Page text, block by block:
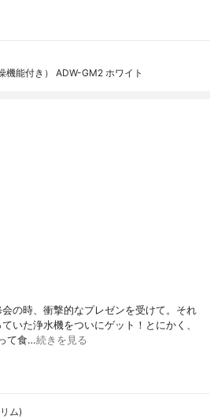
機能付き） ADW-GM2 ホワイト
の時、衝撃的なプレゼンを受けて。それ
いた浄水機をついにゲット！とにかく、
て食…続きを見る
ム)